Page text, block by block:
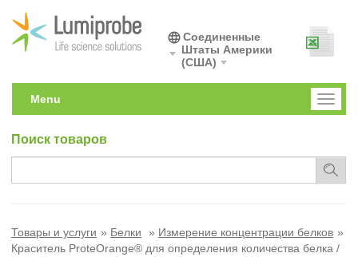
Соединенные
Штаты Америки
(США)
Toggle
Menu
Поиск товаров
Товары и услуги Белки
Измерение концентрации белков
Краситель ProteOrange® для определения количества белка /